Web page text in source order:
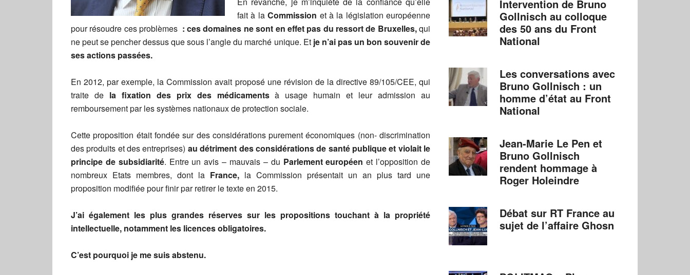
fait à laCommission et à la législation européenne
pour résoudre ces problèmes : ces domaines ne sont en effet pas du ressort de Bruxelles,qui
ne peut se pencher dessus que sous l’angle du marché unique. Etje n’ai pas un bon souvenir de
ses actions passées.
En 2012, par exemple, la Commission avait proposé une révision de la directive 89/105/CEE, qui
traite dela fixation des prix des médicamentsà usage humain et leur admission au
remboursement par les systèmes nationaux de protection sociale.
Cette proposition était fondée sur des considérations purement économiques (non- discrimination
des produits et des entreprises) au détriment des considérations de santé publiqueet violait le
principe de subsidiarité. Entre un avis – mauvais – du Parlement européen et l’opposition de
nombreux Etats membres, dont la France, la Commission présentait un an plus tard une
proposition modifiée pour finir par retirer le texte en 2015.
J’ai également les plus grandes réserves sur les propositions touchant à la propriété
intellectuelle, notamment les licences obligatoires.
C’est pourquoi je me suis abstenu.
Intervention de Bruno
Gollnisch au colloque
des 50 ans du Front
National
Les conversations avec
Bruno Gollnisch : un
homme d’état au Front
National
Jean-Marie Le Pen et
Bruno Gollnisch
rendent hommage à
Roger Holeindre
Débat sur RT France au
sujet de l’affaire Ghosn